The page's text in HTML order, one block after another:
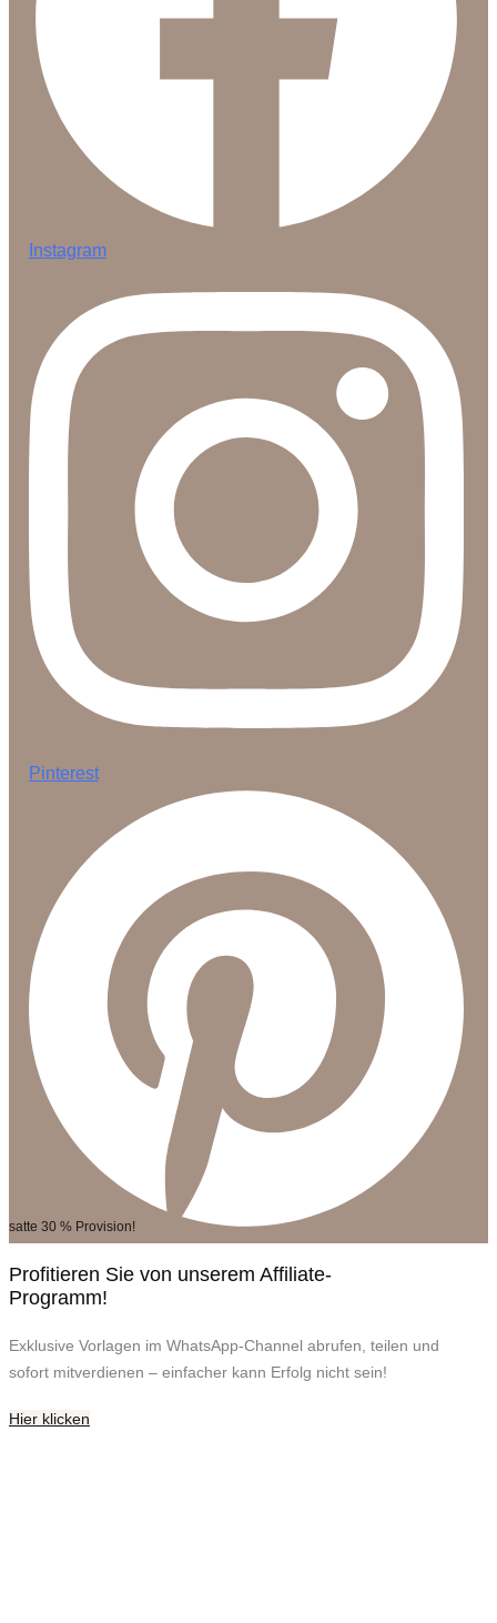
Instagram
Pinterest
satte 30 % Provision!
Profitieren Sie von unserem Affiliate-
Programm!
Exklusive Vorlagen im WhatsApp-Channel abrufen, teilen und
sofort mitverdienen – einfacher kann Erfolg nicht sein!
Hier klicken